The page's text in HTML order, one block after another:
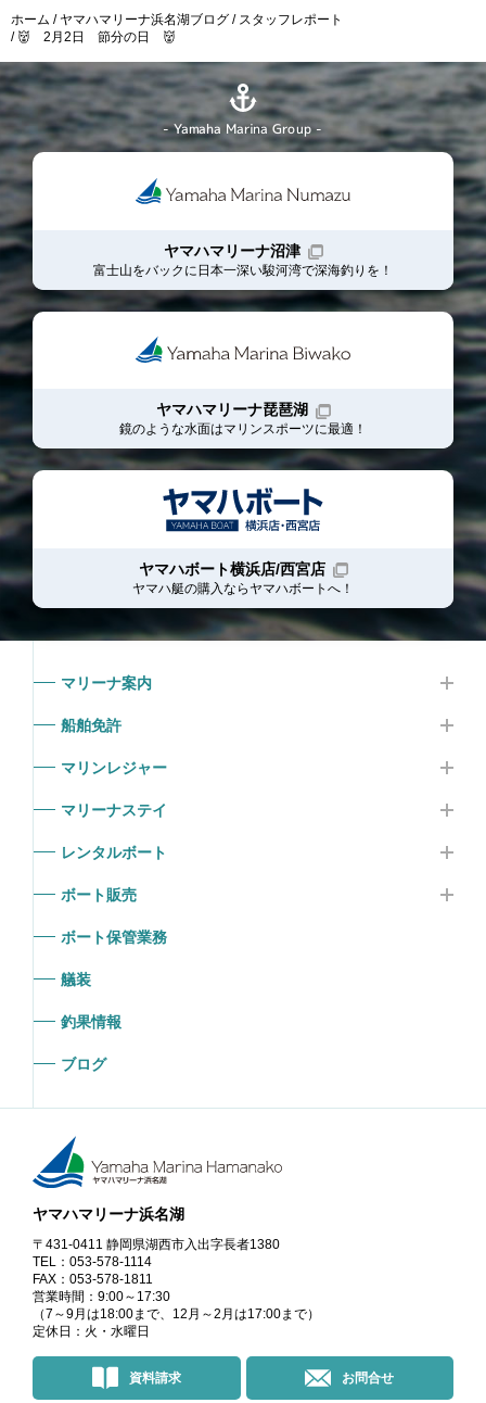
ホーム ヤマハマリーナ浜名湖ブログ
スタッフレポート
👹 2月2日 節分の日 👹
- Yamaha Marina Group -
ヤマハマリーナ沼津
富士山をバックに日本一深い駿河湾で深海釣りを！
ヤマハマリーナ琵琶湖
鏡のような水面はマリンスポーツに最適！
ヤマハボート横浜店/西宮店
ヤマハ艇の購入ならヤマハボート へ！
マリーナ案内
船舶免許
マリンレジャー
マリーナステイ
レンタルボート
ボート販売
ボート保管業務
艤装
釣果情報
ブログ
ヤマハマリーナ浜名湖
〒431-0411 静岡県湖西市入出字長者1380
TEL：053-578-1114
FAX：053-578-1811
営業時間：9:00～17:30
（7～9月は18:00まで、12月～2月は17:00まで）
定休日：火・水曜日
資料請求 お問合せ